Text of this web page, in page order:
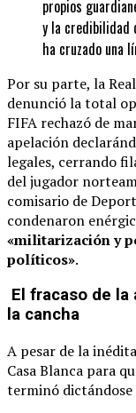
propios
y la credibilidad
ha cruzado una
Por su parte, la
denunció la total
FIFA rechazó de
apelación
legales, cerrando
del jugador
comisario de
condenaron
«militarización y
políticos».
El fracaso de la
la cancha
A pesar de la
Casa Blanca para
terminó dictándose